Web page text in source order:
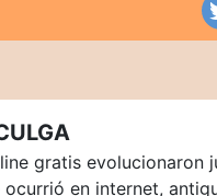
gratis evolucionaron
en internet,